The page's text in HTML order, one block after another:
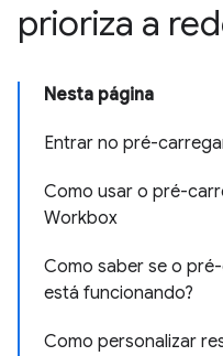
prioriza a
Nesta página
Entrar no pré-
Como usar o pré-
Workbox
Como saber se o
está funcionando?
Como personalizar